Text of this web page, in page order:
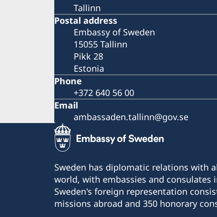
Tallinn
Postal address
Embassy of Sweden
15055 Tallinn
Pikk 28
Estonia
Phone
+372 640 56 00
Email
ambassaden.tallinn@gov.se
Sweden has diplomatic relations with
world, with embassies and consulates
Sweden's foreign representation
missions abroad and 350 honorary